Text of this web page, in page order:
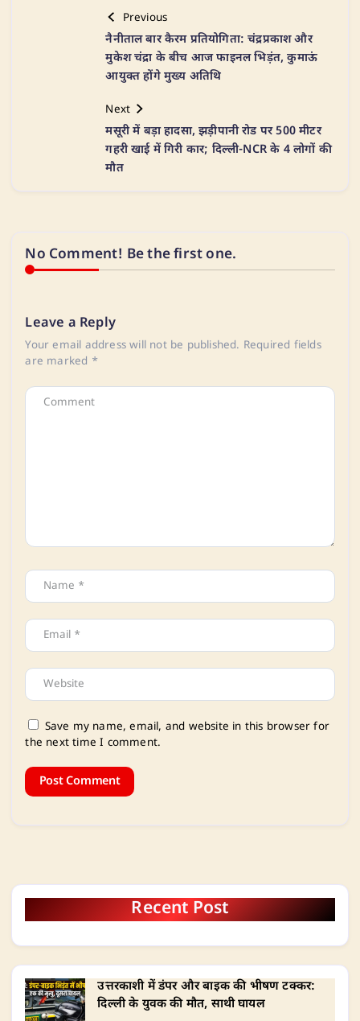
Previous
नैनीताल बार कैरम प्रतियोगिता: चंद्रप्रकाश और
मुकेश चंद्रा के बीच आज फाइनल भिड़ंत, कुमाऊं
आयुक्त होंगे मुख्य अतिथि
Next
मसूरी में बड़ा हादसा, झड़ीपानी रोड पर 500 मीटर
गहरी खाई में गिरी कार; दिल्ली-NCR के 4 लोगों की
मौत
No Comment! Be the first one.
Leave a Reply
Your email address will not be published. Required fields
are marked *
Save my name, email, and website in this browser for
the next time I comment.
Recent Post
उत्तरकाशी में डंपर और बाइक की भीषण टक्कर:
दिल्ली के युवक की मौत, साथी घायल